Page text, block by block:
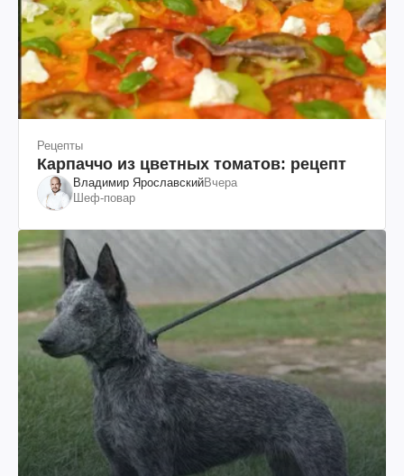
Рецепты
Карпаччо из цветных томатов: рецепт
Владимир ЯрославскийВчера
Шеф-повар